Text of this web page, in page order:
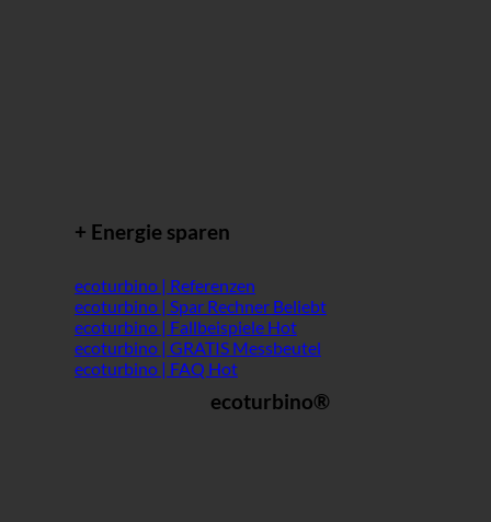
+ Energie sparen
ecoturbino | Referenzen
ecoturbino | Spar Rechner
ecoturbino | Fallbeispiele
ecoturbino | GRATIS Messbeutel
ecoturbino | FAQ
ecoturbino®